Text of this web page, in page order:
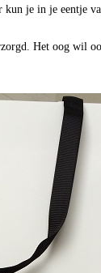
kun je in je eentje
Het oog wil